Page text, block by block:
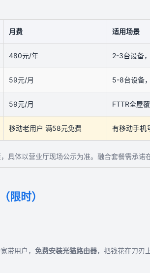
月费 适用场景
480元/年 2-3台设备
59元/月 5-8台设备
59元/月 FTTR全屋
移动老用户 满58元免费 有移动手机
具体以营业厅现场公示为准。融合套餐需承诺
限时）
带用户， 免费安装光猫路由器，把钱花在刀刃